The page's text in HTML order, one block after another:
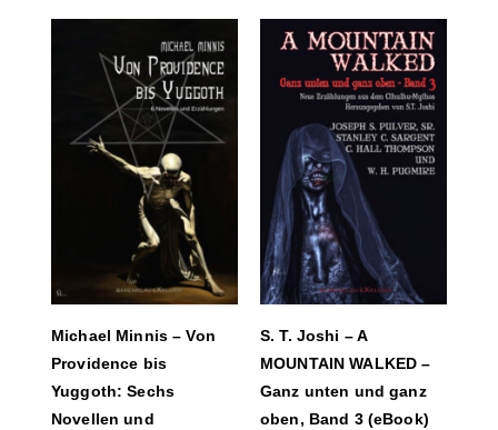
Michael Minnis – Von
Providence bis
Yuggoth: Sechs
Novellen und
S. T. Joshi – A
MOUNTAIN WALKED –
Ganz unten und ganz
oben, Band 3 (eBook)